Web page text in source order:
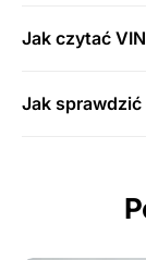
Jak czytać
Jak